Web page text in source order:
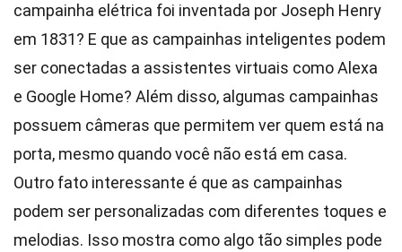
campainha elétrica foi inventada por Joseph Henry
em 1831? E que as campainhas inteligentes podem
ser conectadas a assistentes virtuais como Alexa
e Google Home? Além disso, algumas campainhas
possuem câmeras que permitem ver quem está na
porta, mesmo quando você não está em casa.
Outro fato interessante é que as campainhas
podem ser personalizadas com diferentes toques e
melodias. Isso mostra como algo tão simples pode